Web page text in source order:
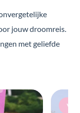
jouw droomreis.
met geliefde